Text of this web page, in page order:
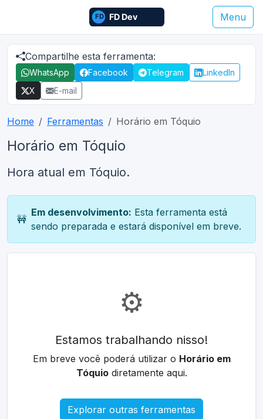
Menu
Compartilhe esta ferramenta:
WhatsApp Facebook Telegram
LinkedIn
X
E-mail
Home Ferramentas Horário em Tóquio
Horário em Tóquio
Hora atual em Tóquio.
🚧
Em desenvolvimento: Esta ferramenta está
sendo preparada e estará disponível em breve.
⚙️
Estamos trabalhando nisso!
Em breve você poderá utilizar o Horário em
Tóquiodiretamente aqui.
Explorar outras ferramentas